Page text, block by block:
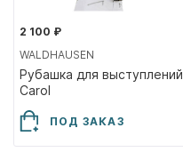
2 100 ₽
WALDHAUSEN
Рубашка для выступлений
Carol
ПОД ЗАКАЗ